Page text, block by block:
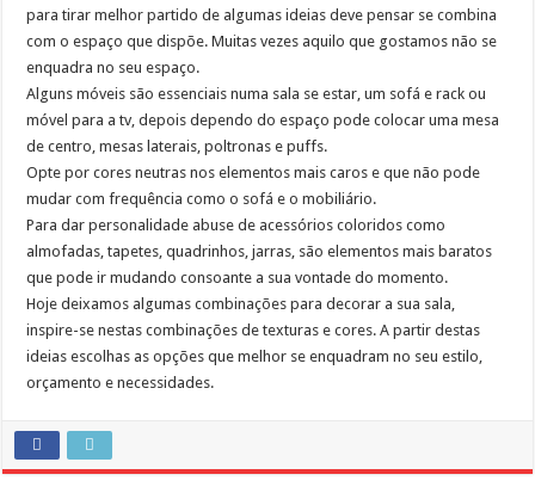
para tirar melhor partido de algumas ideias deve pensar se combina
com o espaço que dispõe. Muitas vezes aquilo que gostamos não se
enquadra no seu espaço.
Alguns móveis são essenciais numa sala se estar, um sofá e rack ou
móvel para a tv, depois dependo do espaço pode colocar uma mesa
de centro, mesas laterais, poltronas e puffs.
Opte por cores neutras nos elementos mais caros e que não pode
mudar com frequência como o sofá e o mobiliário.
Para dar personalidade abuse de acessórios coloridos como
almofadas, tapetes, quadrinhos, jarras, são elementos mais baratos
que pode ir mudando consoante a sua vontade do momento.
Hoje deixamos algumas combinações para decorar a sua sala,
inspire-se nestas combinações de texturas e cores. A partir destas
ideias escolhas as opções que melhor se enquadram no seu estilo,
orçamento e necessidades.